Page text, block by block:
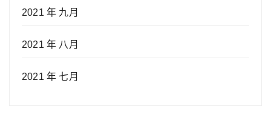
2021 年 九月
2021 年 八月
2021 年 七月